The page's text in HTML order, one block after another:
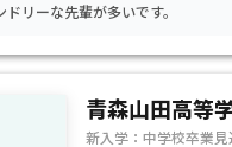
、フレンドリーな先輩が多いです。
青森山田高等
新入学：中学校卒業